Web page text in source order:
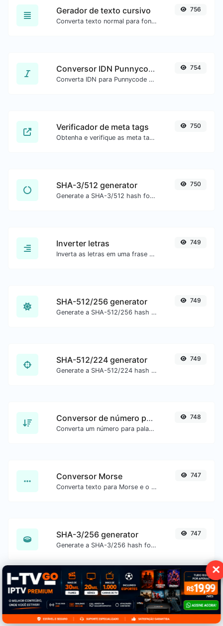
✕
Gerador de texto cursivo
Converta texto normal para fonte cursiva.
756
Conversor IDN Punnycode
Converta IDN para Punnycode e vice-versa com facilidade.
754
Verificador de meta tags
Obtenha e verifique as meta tags de qualquer site.
750
SHA-3/512 generator
Generate a SHA-3/512 hash for any string input.
750
Inverter letras
Inverta as letras em uma frase ou parágrafo com facilidade.
749
SHA-512/256 generator
Generate a SHA-512/256 hash for any string input.
749
SHA-512/224 generator
Generate a SHA-512/224 hash for any string input.
749
Conversor de número para palavras
Converta um número para palavras por extenso.
748
Conversor Morse
Converta texto para Morse e o contrário para qualquer entrada de string.
747
SHA-3/256 generator
Generate a SHA-3/256 hash for any string input.
747
SHA-1 generator
Generate a SHA-1 hash for any string input.
743